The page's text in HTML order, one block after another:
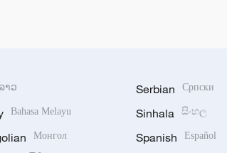
າວ
Bahasa Melayu
Монгол
Serbian Српски
Sinhala සිංහල
Spanish Español